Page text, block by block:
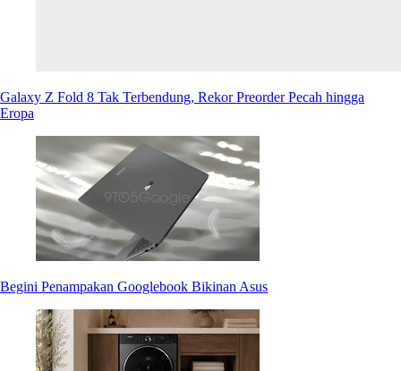
Galaxy Z Fold 8 Tak Terbendung, Rekor Preorder Pecah hingga
Eropa
Begini Penampakan Googlebook Bikinan Asus